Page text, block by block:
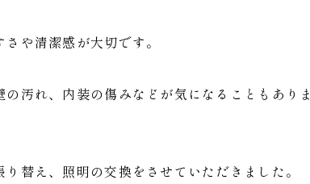
や清潔感が大切です。
汚れ、内装の傷みなどが気になることもありま
替え、照明の交換をさせていただきました。